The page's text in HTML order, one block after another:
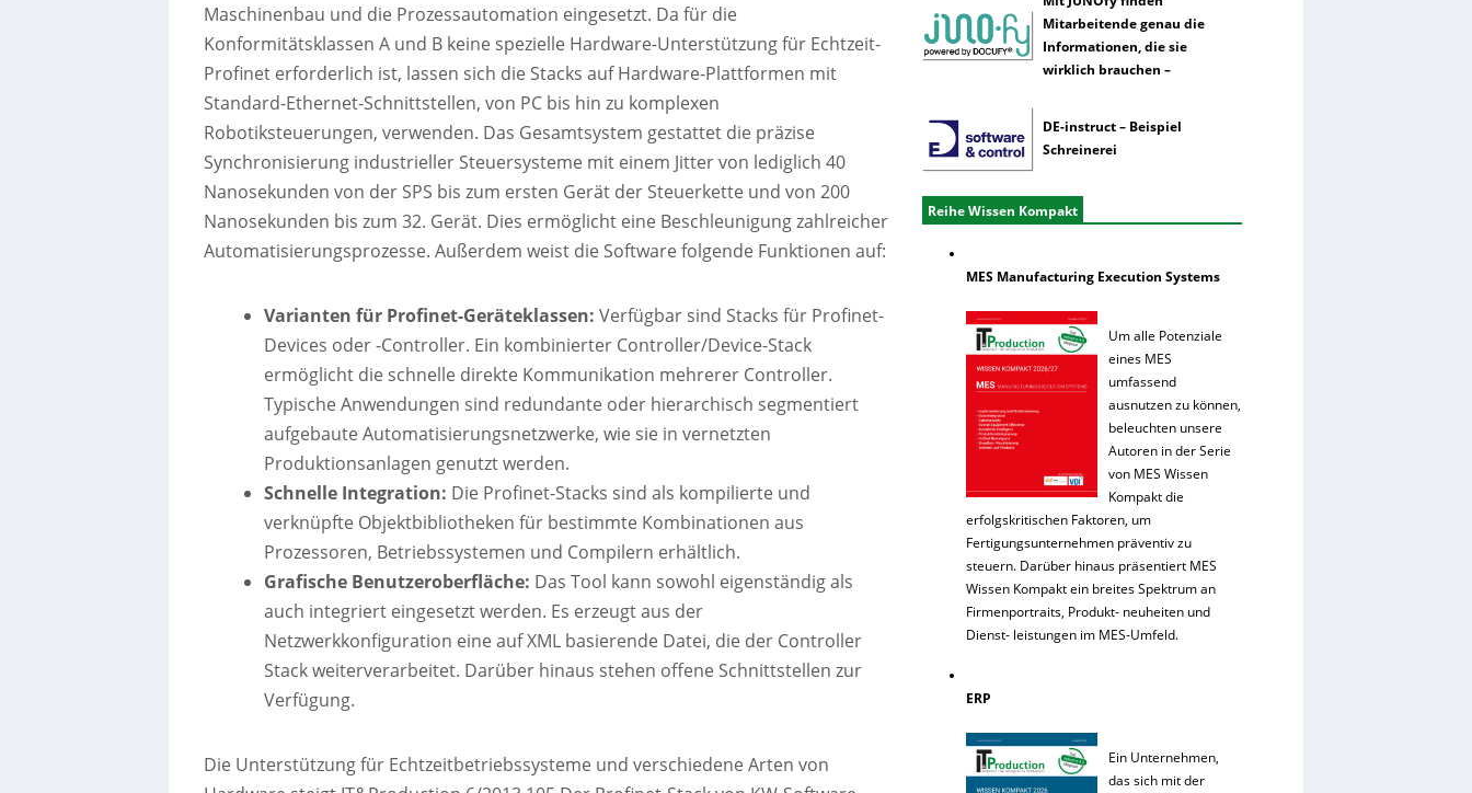
Maschinenbau und die Prozessautomation eingesetzt. Da für die
Konformitätsklassen A und B keine spezielle Hardware-Unterstützung für Echtzeit-
Profinet erforderlich ist, lassen sich die Stacks auf Hardware-Plattformen mit
Standard-Ethernet-Schnittstellen, von PC bis hin zu komplexen
Robotiksteuerungen, verwenden. Das Gesamtsystem gestattet die präzise
Synchronisierung industrieller Steuersysteme mit einem Jitter von lediglich 40
Nanosekunden von der SPS bis zum ersten Gerät der Steuerkette und von 200
Nanosekunden bis zum 32. Gerät. Dies ermöglicht eine Beschleunigung zahlreicher
Automatisierungsprozesse. Außerdem weist die Software folgende Funktionen auf:
Varianten für Profinet-Geräteklassen: Verfügbar sind Stacks für Profinet-
Devices oder -Controller. Ein kombinierter Controller/Device-Stack
ermöglicht die schnelle direkte Kommunikation mehrerer Controller.
Typische Anwendungen sind redundante oder hierarchisch segmentiert
aufgebaute Automatisierungsnetzwerke, wie sie in vernetzten
Produktionsanlagen genutzt werden.
Schnelle Integration: Die Profinet-Stacks sind als kompilierte und
verknüpfte Objektbibliotheken für bestimmte Kombinationen aus
Prozessoren, Betriebssystemen und Compilern erhältlich.
Grafische Benutzeroberfläche: Das Tool kann sowohl eigenständig als
auch integriert eingesetzt werden. Es erzeugt aus der
Netzwerkkonfiguration eine auf XML basierende Datei, die der Controller
Stack weiterverarbeitet. Darüber hinaus stehen offene Schnittstellen zur
Verfügung.
Die Unterstützung für Echtzeitbetriebssysteme und verschiedene Arten von
Mitarbeitende genau die
Informationen, die sie
wirklich brauchen –
DE-instruct – Beispiel
Schreinerei
Reihe Wissen Kompakt
MES Manufacturing Execution Systems
Um alle Potenziale
eines MES
umfassend
ausnutzen zu können,
beleuchten unsere
Autoren in der Serie
von MES Wissen
Kompakt die
erfolgskritischen Faktoren, um
Fertigungsunternehmen präventiv zu
steuern. Darüber hinaus präsentiert MES
Wissen Kompakt ein breites Spektrum an
Firmenportraits, Produkt- neuheiten und
Dienst- leistungen im MES-Umfeld.
ERP
Ein Unternehmen,
das sich mit der